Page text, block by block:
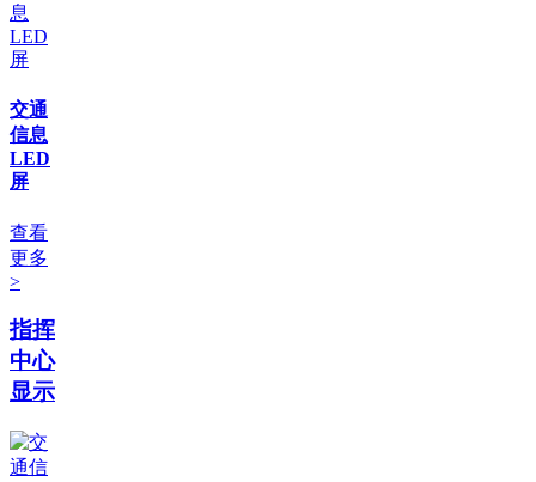
交通
信息
LED
屏
查看
更多
>
指挥
中心
显示